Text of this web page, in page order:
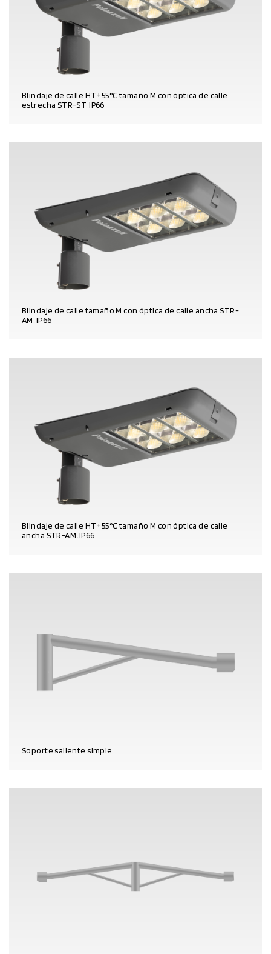
Blindaje de calle HT+55°C tamaño M con óptica de calle
estrecha STR-ST, IP66
Blindaje de calle tamaño M con óptica de calle ancha STR-
AM, IP66
Blindaje de calle HT+55°C tamaño M con óptica de calle
ancha STR-AM, IP66
Soporte saliente simple